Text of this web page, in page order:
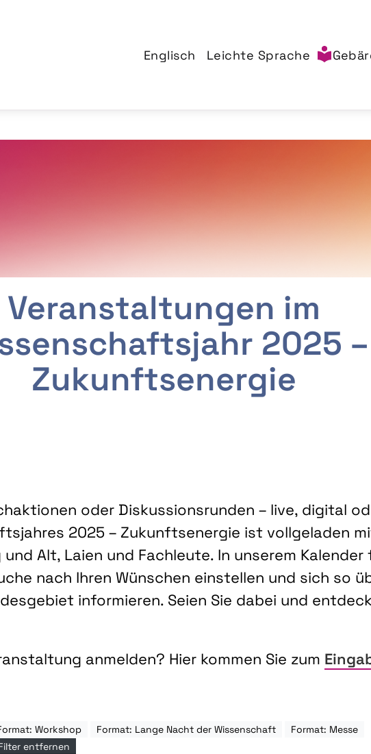
Englisch Leichte Sprache
Veranstaltungen im
2025 –
Zukunftsenergie
oder Diskussionsrunden – live, digital
2025 – Zukunftsenergie ist vollgeladen
Alt, Laien und Fachleute. In unserem Kalender
nach Ihren Wünschen einstellen und sich so
informieren. Seien Sie dabei und
anmelden? Hier kommen Sie zum
Workshop Format: Lange Nacht der Wissenschaft
Format: Messe
entfernen